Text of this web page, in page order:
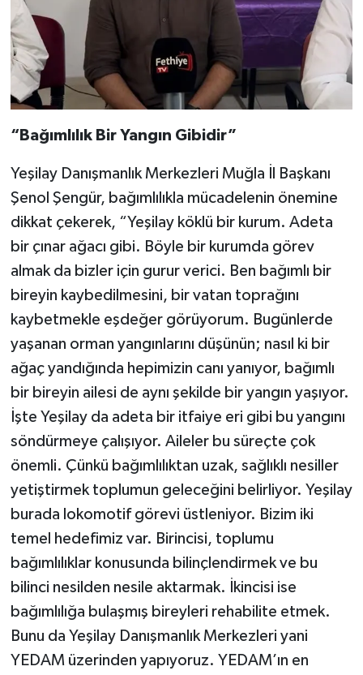
“Bağımlılık Bir Yangın Gibidir”
Yeşilay Danışmanlık Merkezleri Muğla İl Başkanı
Şenol Şengür, bağımlılıkla mücadelenin önemine
dikkat çekerek, “Yeşilay köklü bir kurum. Adeta
bir çınar ağacı gibi. Böyle bir kurumda görev
almak da bizler için gurur verici. Ben bağımlı bir
bireyin kaybedilmesini, bir vatan toprağını
kaybetmekle eşdeğer görüyorum. Bugünlerde
yaşanan orman yangınlarını düşünün; nasıl ki bir
ağaç yandığında hepimizin canı yanıyor, bağımlı
bir bireyin ailesi de aynı şekilde bir yangın yaşıyor.
İşte Yeşilay da adeta bir itfaiye eri gibi bu yangını
söndürmeye çalışıyor. Aileler bu süreçte çok
önemli. Çünkü bağımlılıktan uzak, sağlıklı nesiller
yetiştirmek toplumun geleceğini belirliyor. Yeşilay
burada lokomotif görevi üstleniyor. Bizim iki
temel hedefimiz var. Birincisi, toplumu
bağımlılıklar konusunda bilinçlendirmek ve bu
bilinci nesilden nesile aktarmak. İkincisi ise
bağımlılığa bulaşmış bireyleri rehabilite etmek.
Bunu da Yeşilay Danışmanlık Merkezleri yani
YEDAM üzerinden yapıyoruz. YEDAM’ın en